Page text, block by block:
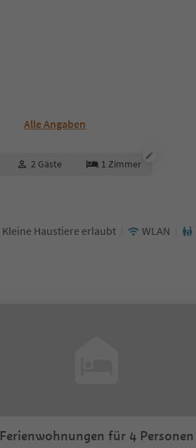
Alle Angaben
2 Gäste 1 Zimmer
Kleine Haustiere erlaubt WLAN
Ferienwohnungen für 4 Personen